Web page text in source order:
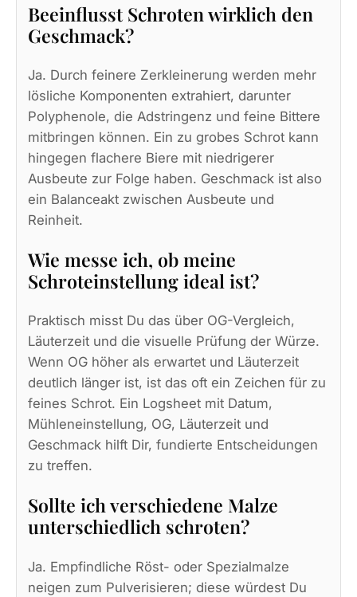
Beeinflusst Schroten wirklich den
Geschmack?
Ja. Durch feinere Zerkleinerung werden mehr
lösliche Komponenten extrahiert, darunter
Polyphenole, die Adstringenz und feine Bittere
mitbringen können. Ein zu grobes Schrot kann
hingegen flachere Biere mit niedrigerer
Ausbeute zur Folge haben. Geschmack ist also
ein Balanceakt zwischen Ausbeute und
Reinheit.
Wie messe ich, ob meine
Schroteinstellung ideal ist?
Praktisch misst Du das über OG-Vergleich,
Läuterzeit und die visuelle Prüfung der Würze.
Wenn OG höher als erwartet und Läuterzeit
deutlich länger ist, ist das oft ein Zeichen für zu
feines Schrot. Ein Logsheet mit Datum,
Mühleneinstellung, OG, Läuterzeit und
Geschmack hilft Dir, fundierte Entscheidungen
zu treffen.
Sollte ich verschiedene Malze
unterschiedlich schroten?
Ja. Empfindliche Röst- oder Spezialmalze
neigen zum Pulverisieren; diese würdest Du